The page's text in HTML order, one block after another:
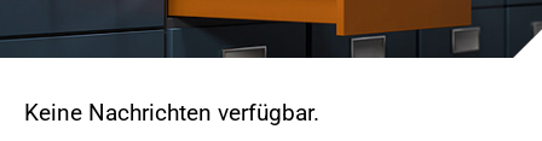
Keine Nachrichten verfügbar.